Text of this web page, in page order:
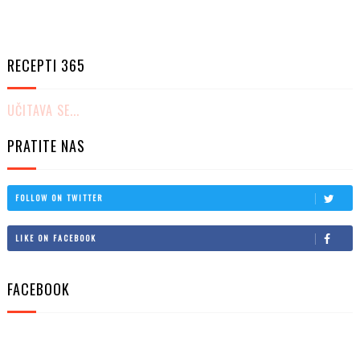
RECEPTI 365
UČITAVA SE...
PRATITE NAS
FOLLOW ON TWITTER
LIKE ON FACEBOOK
FACEBOOK